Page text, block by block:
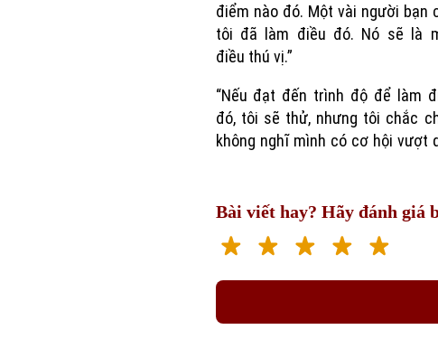
điểm nào đó. Một vài người bạn
tôi đã làm điều đó. Nó sẽ là
điều thú vị.”
“Nếu đạt đến trình độ để làm
đó, tôi sẽ thử, nhưng tôi chắc
không nghĩ mình có cơ hội vượt
Bài viết hay? Hãy đánh giá